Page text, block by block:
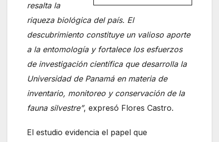
resalta la
riqueza biológica del país. El
descubrimiento constituye un valioso aporte
a la entomología y fortalece los esfuerzos
de investigación científica que desarrolla la
Universidad de Panamá en materia de
inventario, monitoreo y conservación de la
fauna silvestre”, expresó Flores Castro.
El estudio evidencia el papel que